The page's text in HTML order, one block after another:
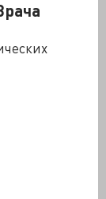
и
головного
Взгляд
либо
не